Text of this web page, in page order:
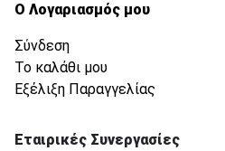
Ο Λογαριασμός μου
Σύνδεση
Το καλάθι μου
Εξέλιξη Παραγγελίας
Εταιρικές Συνεργασίες